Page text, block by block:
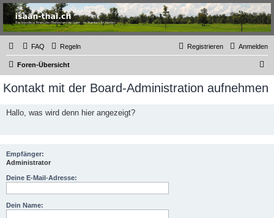
Thailand & Isaan Forum
- isaan-thai.ch
Das freundliche Forum über Thailand und den Isaan - von Membern für Member
FAQ Regeln Anmelden
Registrieren
Foren-Übersicht
c
Kontakt mit der Board-Administration aufnehmen
Hallo, was wird denn hier angezeigt?
Empfänger:
Administrator
Deine E-Mail-Adresse:
Dein Name: